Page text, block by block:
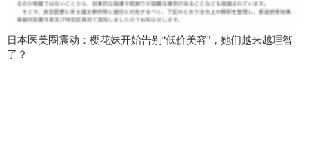
日本医美圈震动：樱花妹开始告别“低价美容”，她们越来越理智
了？